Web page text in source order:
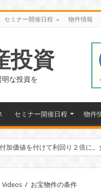
セミナー開催日程 物件情報
投資
な投資を
セミナー開催日程 物件
付加価値を付けて利回り２倍に
Videos / お宝物件の条件